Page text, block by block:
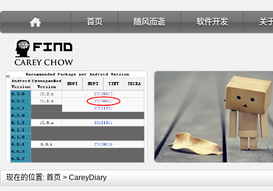
首页 随风而逝 软件开发 关
详细内容
现在的位置: 首页 > CareyDiary